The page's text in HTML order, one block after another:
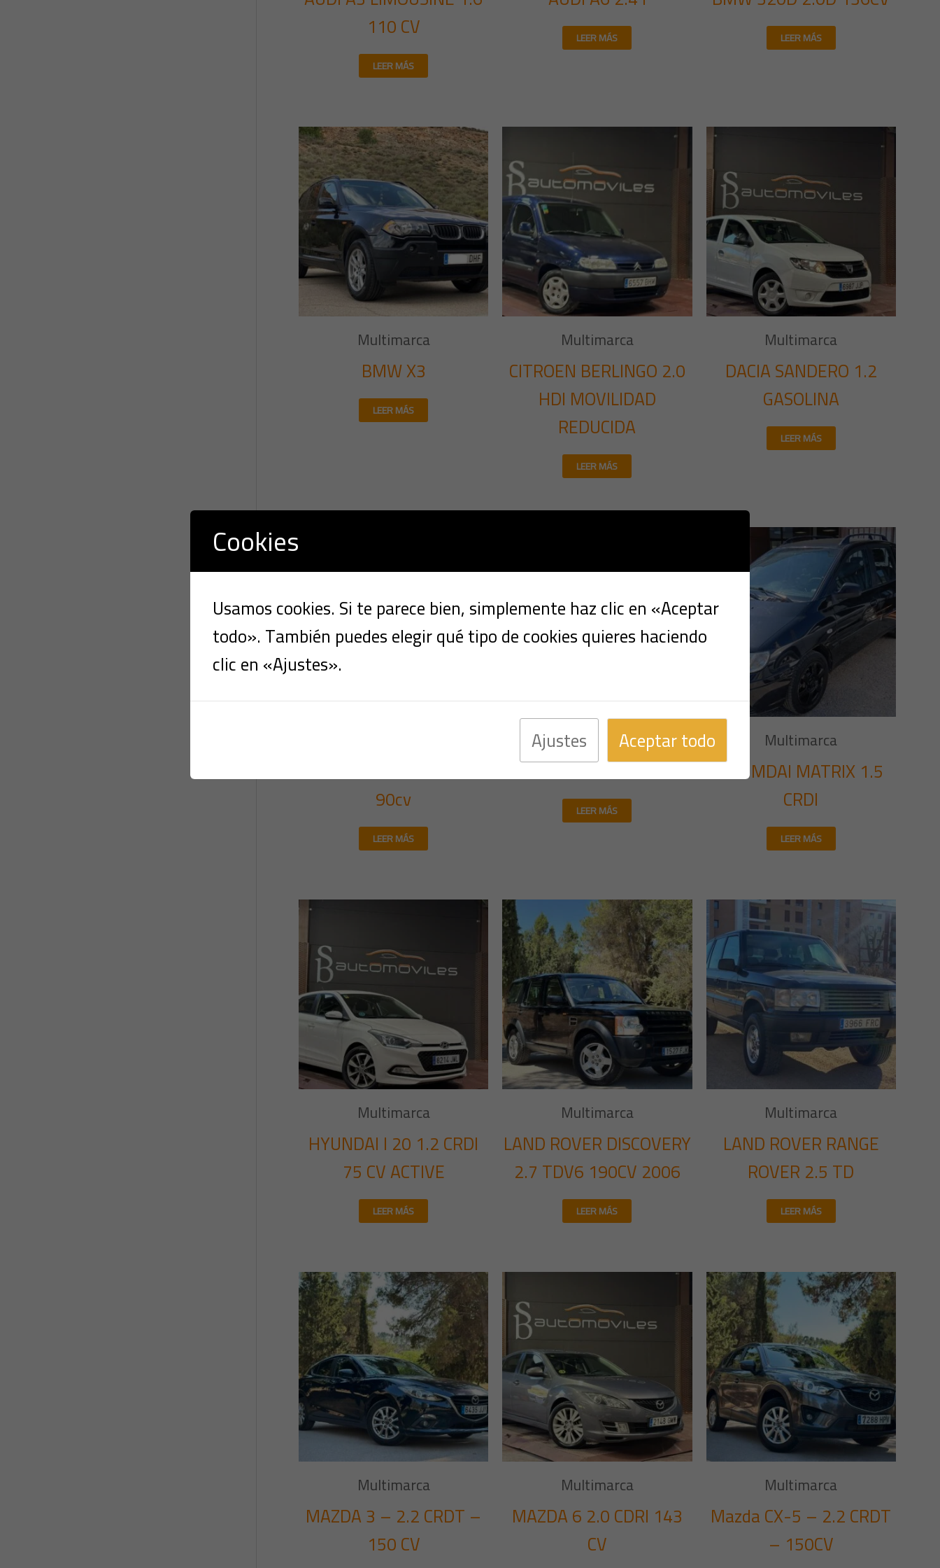
110 CV
LEER MÁS
LEER MÁS LEER MÁS
Multimarca
BMW X3
LEER MÁS
Multimarca
CITROEN BERLINGO 2.0
HDI MOVILIDAD
REDUCIDA
LEER MÁS
Multimarca
DACIA SANDERO 1.2
GASOLINA
LEER MÁS
DACIA SANDERO 1.5 DCI
90cv
LEER MÁS
Multimarca
FIAT FREEMONT
LEER MÁS
Multimarca
HYUMDAI MATRIX 1.5
CRDI
LEER MÁS
Multimarca
HYUNDAI I 20 1.2 CRDI
75 CV ACTIVE
LEER MÁS
Multimarca
LAND ROVER DISCOVERY
2.7 TDV6 190CV 2006
LEER MÁS
Multimarca
LAND ROVER RANGE
ROVER 2.5 TD
LEER MÁS
Multimarca
MAZDA 3 – 2.2 CRDT –
150 CV
Multimarca
MAZDA 6 2.0 CDRI 143
CV
Multimarca
Mazda CX-5 – 2.2 CRDT
– 150CV
Cookies
Usamos cookies. Si te parece bien, simplemente haz clic en «Aceptar
todo». También puedes elegir qué tipo de cookies quieres haciendo
clic en «Ajustes».
Ajustes Aceptar todo